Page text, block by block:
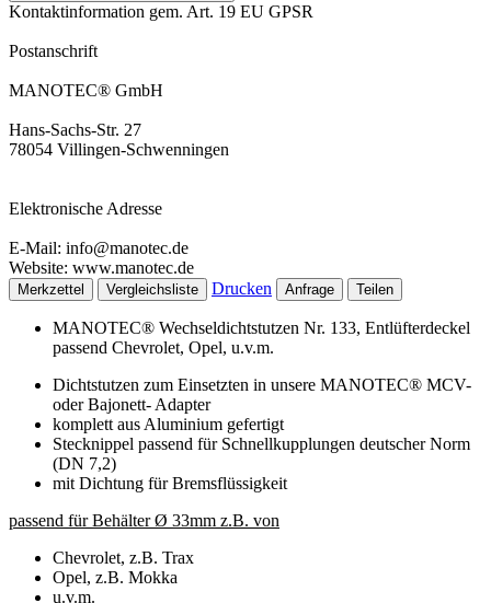
Kontaktinformation gem. Art. 19 EU GPSR
Postanschrift
MANOTEC® GmbH
Hans-Sachs-Str. 27
78054 Villingen-Schwenningen
Elektronische Adresse
E-Mail: info@manotec.de
Website: www.manotec.de
Merkzettel Vergleichsliste Drucken Anfrage Teilen
MANOTEC® Wechseldichtstutzen Nr. 133, Entlüfterdeckel
passend Chevrolet, Opel, u.v.m.
Dichtstutzen zum Einsetzten in unsere MANOTEC® MCV-
oder Bajonett- Adapter
komplett aus Aluminium gefertigt
Stecknippel passend für Schnellkupplungen deutscher Norm
(DN 7,2)
mit Dichtung für Bremsflüssigkeit
passend für Behälter Ø 33mm z.B. von
Chevrolet, z.B. Trax
Opel, z.B. Mokka
u.v.m.